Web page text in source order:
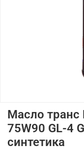
Масло транс
75W90 GL-4
синтетика